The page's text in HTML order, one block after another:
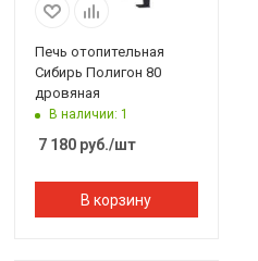
Печь отопительная
Сибирь Полигон 80
дровяная
В наличии: 1
7 180руб./шт
В корзину